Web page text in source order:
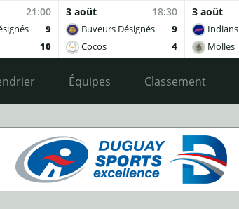
21:00
9
10
3 août 18:30
Buveurs Désignés
9
Cocos
4
3 août
Indians
Molles
Équipes Classement